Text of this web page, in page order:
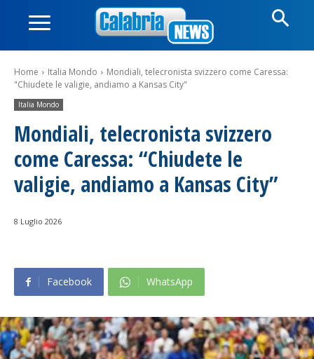
Home Italia Mondo
Mondiali, telecronista svizzero come Caressa:
"Chiudete le valigie, andiamo a Kansas City"
Italia Mondo
Mondiali, telecronista svizzero
come Caressa: “Chiudete le
valigie, andiamo a Kansas City”
8 Luglio 2026
Facebook WhatsApp